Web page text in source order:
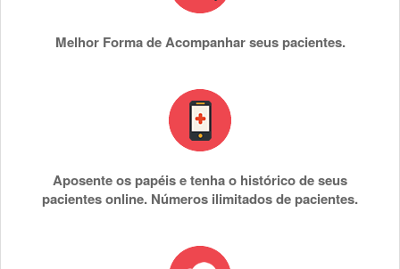
Melhor Forma de Acompanhar seus pacientes.
Aposente os papéis e tenha o histórico de seus
pacientes online. Números ilimitados de pacientes.